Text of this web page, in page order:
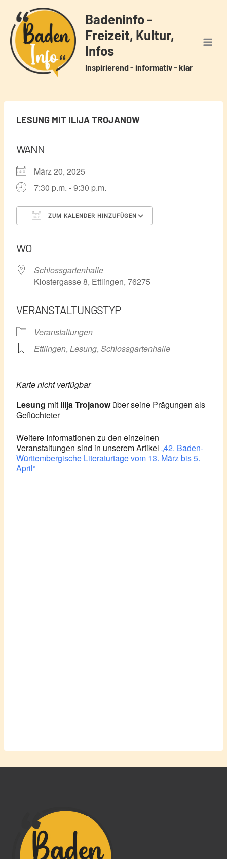
Inhalt
springen
Badeninfo -
Freizeit, Kultur,
Infos
Inspirierend - informativ - klar
LESUNG MIT ILIJA TROJANOW
WANN
März 20, 2025
7:30 p.m. - 9:30 p.m.
ZUM KALENDER HINZUFÜGEN
WO
Schlossgartenhalle
Klostergasse 8, Ettlingen, 76275
VERANSTALTUNGSTYP
Veranstaltungen
Ettlingen, Lesung, Schlossgartenhalle
Karte nicht verfügbar
Lesung mit Ilija Trojanowüber seine Prägungen als
Geflüchteter
Weitere Informationen zu den einzelnen
Veranstaltungen sind in unserem Artikel „42. Baden-
Württembergische Literaturtage vom 13. März bis 5.
April“